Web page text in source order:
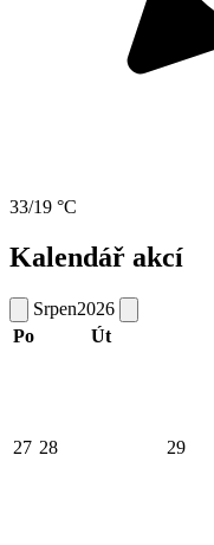
33/19 °C
Kalendář akcí
Srpen2026
Po
Út
27 28 29